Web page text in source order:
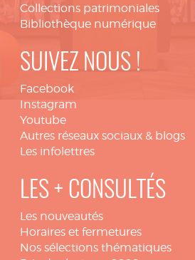
Collections patrimoniales
Bibliothèque numérique
SUIVEZ NOUS !
Facebook
Instagram
Youtube
Autres réseaux sociaux & blogs
Les infolettres
LES + CONSULTÉS
Les nouveautés
Horaires et fermetures
Nos sélections thématiques